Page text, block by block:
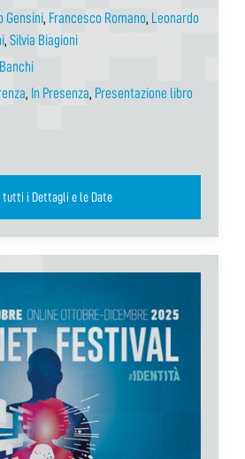
Gensini, Francesco Romano, Leonardo
, Silvia Biagioni
, In Presenza, Presentazione libro
tutti i Dettagli e le Date